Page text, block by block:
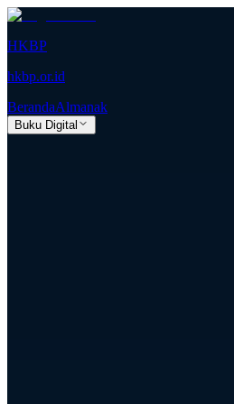
HKBP
hkbp.or.id
BerandaAlmanak
Buku Digital